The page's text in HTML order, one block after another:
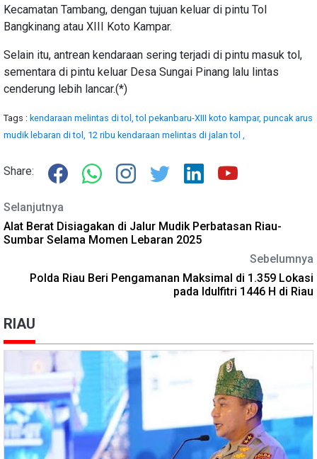
Kecamatan Tambang, dengan tujuan keluar di pintu Tol
Bangkinang atau XIII Koto Kampar.
Selain itu, antrean kendaraan sering terjadi di pintu masuk tol,
sementara di pintu keluar Desa Sungai Pinang lalu lintas
cenderung lebih lancar.(*)
Tags : kendaraan melintas di tol,tol pekanbaru-XIII koto kampar, puncak arus
mudik lebaran di tol, 12 ribu kendaraan melintas di jalan tol ,
Share:
Selanjutnya
Alat Berat Disiagakan di Jalur Mudik Perbatasan Riau-
Sumbar Selama Momen Lebaran 2025
Sebelumnya
Polda Riau Beri Pengamanan Maksimal di 1.359 Lokasi
pada Idulfitri 1446 H di Riau
RIAU